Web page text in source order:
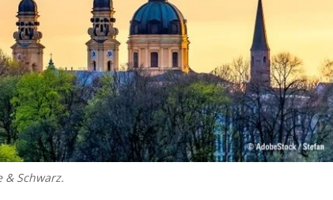
Schwarz.